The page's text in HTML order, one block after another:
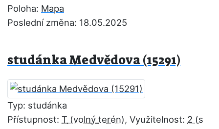
Poloha: Mapa
Poslední změna: 18.05.2025
studánka Medvědova (15291)
Typ: studánka
Přístupnost: T , Využitelnost: 2